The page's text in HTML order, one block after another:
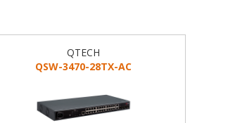
QTECH
QSW-3470-28TX-AC